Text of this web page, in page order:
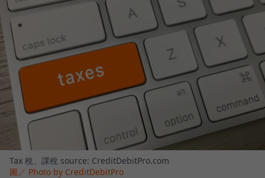
Tax 稅、課稅 source: CreditDebitPro.com
圖／ Photo by CreditDebitPro